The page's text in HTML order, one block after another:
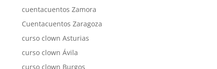
cuentacuentos Zamora
Cuentacuentos Zaragoza
curso clown Asturias
curso clown Ávila
curso clown Burgos